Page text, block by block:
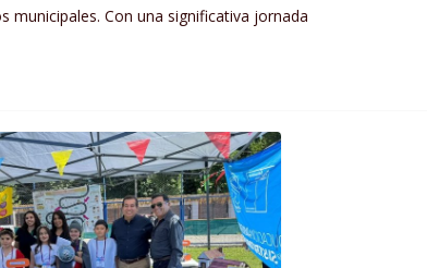
municipales. Con una significativa jornada